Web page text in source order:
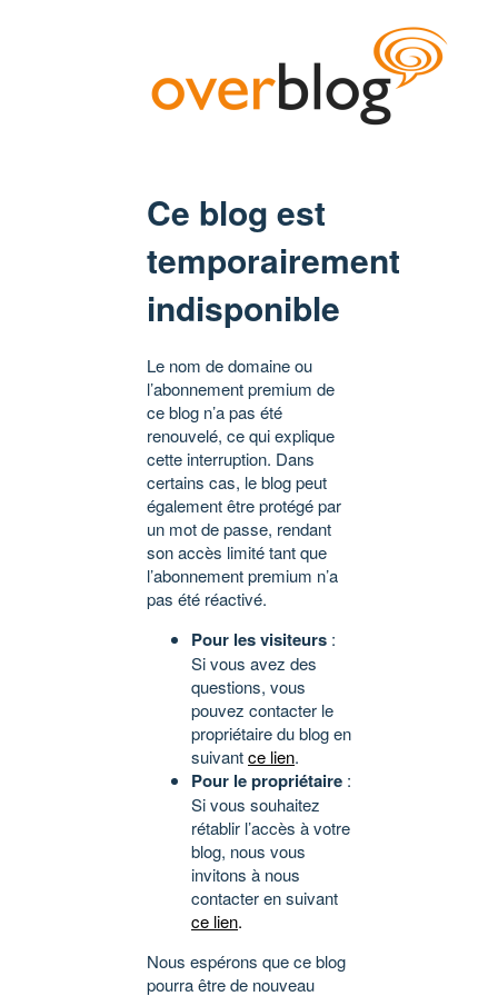
Ce blog est
temporairement
indisponible
Le nom de domaine ou
l’abonnement premium de
ce blog n’a pas été
renouvelé, ce qui explique
cette interruption. Dans
certains cas, le blog peut
également être protégé par
un mot de passe, rendant
son accès limité tant que
l’abonnement premium n’a
pas été réactivé.
Pour les visiteurs :
Si vous avez des
questions, vous
pouvez contacter le
propriétaire du blog en
suivantce lien.
Pour le propriétaire :
Si vous souhaitez
rétablir l’accès à votre
blog, nous vous
invitons à nous
contacter en suivant
ce lien.
Nous espérons que ce blog
pourra être de nouveau